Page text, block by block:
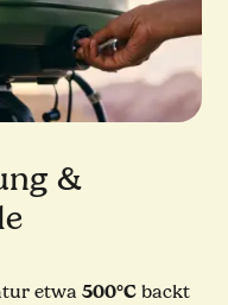
&
etwa 500°C backt